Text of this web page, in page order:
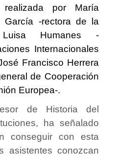
realizada por María
García -rectora de la
Humanes -
Internacionales
Francisco Herrera
de Cooperación
Europea-.
de Historia del
ha señalado
conseguir con esta
asistentes conozcan